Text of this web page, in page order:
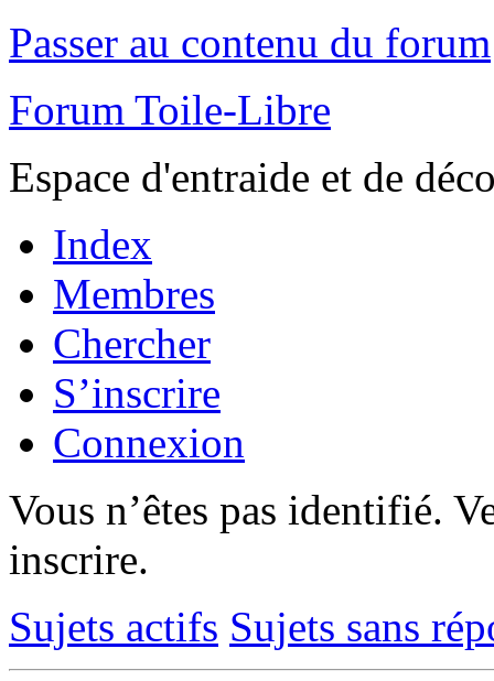
Passer au contenu du forum
Forum Toile-Libre
Espace d'entraide et de
Index
Membres
Chercher
S’inscrire
Connexion
Vous n’êtes pas identifié.
inscrire.
Sujets actifs Sujets sans